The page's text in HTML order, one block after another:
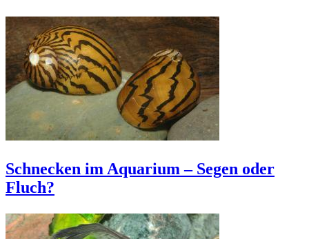
Schnecken im Aquarium – Segen oder
Fluch?